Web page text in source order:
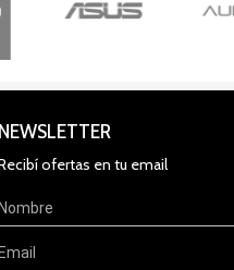
NEWSLETTER
ofertas en tu email